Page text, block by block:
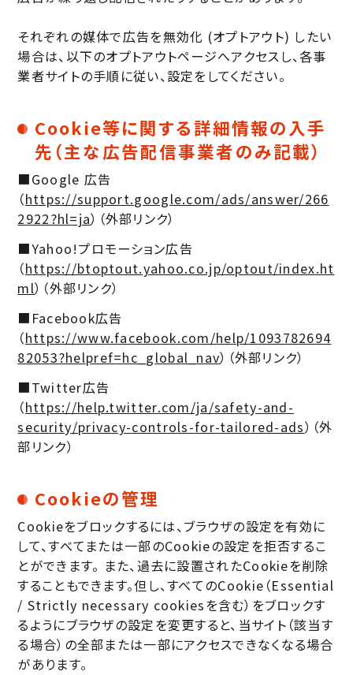
それぞれの媒体で広告を無効化 (オプトアウト) したい
場合は、以下のオプトアウトページへアクセスし、各事
業者サイトの手順に従い、設定をしてください。
Cookie等に関する詳細情報の入手
先（主な広告配信事業者のみ記載）
■Google 広告
（https://support.google.com/ads/answer/266
2922?hl=ja）（外部リンク）
■Yahoo!プロモーション広告
（https://btoptout.yahoo.co.jp/optout/index.ht
ml）（外部リンク）
■Facebook広告
（https://www.facebook.com/help/1093782694
82053?helpref=hc_global_nav）（外部リンク）
■Twitter広告
（https://help.twitter.com/ja/safety-and-
security/privacy-controls-for-tailored-ads）（外
部リンク）
Cookieの管理
Cookieをブロックするには、ブラウザの設定を有効に
して、すべてまたは一部のCookieの設定を拒否するこ
とができます。 また、過去に設置されたCookieを削除
することもできます。但し、すべてのCookie（Essential
/ Strictly necessary cookiesを含む）をブロックす
るようにブラウザの設定を変更すると、当サイト（該当す
る場合）の全部または一部にアクセスできなくなる場合
があります。